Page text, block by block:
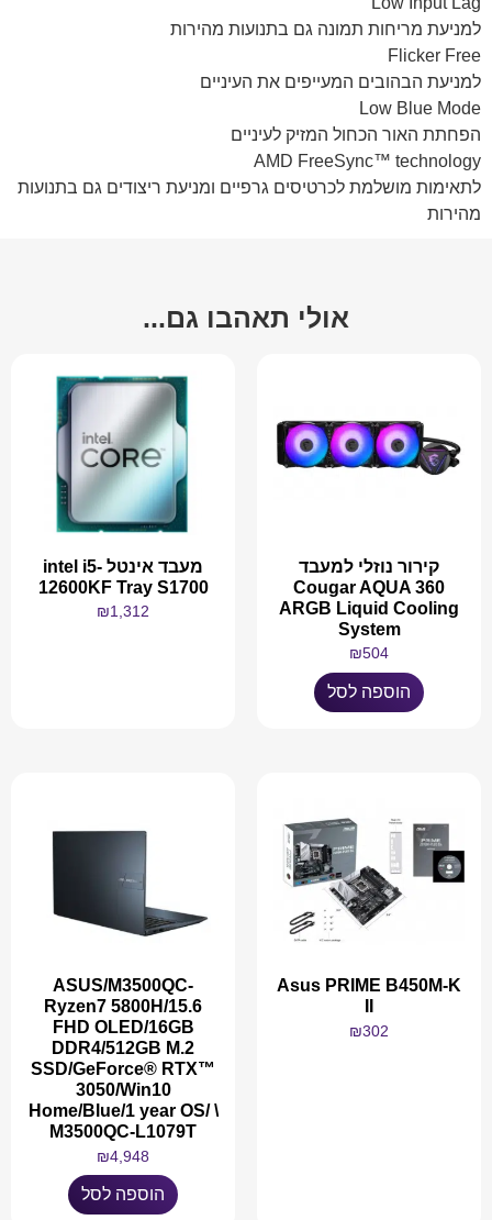
למניעת מריחות תמונה גם בתנועות מהירות
Flicker Free
למניעת הבהובים המעייפים את העיניים
Low Blue Mode
הפחתת האור הכחול המזיק לעיניים
AMD FreeSync™ technology
לתאימות מושלמת לכרטיסים גרפיים ומניעת ריצודים גם בתנועות
מהירות
אולי תאהבו גם...
קירור נוזלי למעבד
Cougar AQUA 360
ARGB Liquid Cooling
System
₪504
הוספה לסל
מעבד אינטל intel i5-
12600KF Tray S1700
₪1,312
Asus PRIME B450M-K
₪302
ASUS/M3500QC-
Ryzen7 5800H/15.6
FHD OLED/16GB
DDR4/512GB M.2
SSD/GeForce® RTX™
3050/Win10
Home/Blue/1 year OS/ \
M3500QC-L1079T
₪4,948
הוספה לסל